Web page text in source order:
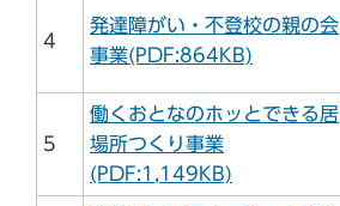
4
発達障がい・不登校の親の会
事業(PDF:864KB)
5
働くおとなのホッとできる居
場所つくり事業
(PDF:1,149KB)